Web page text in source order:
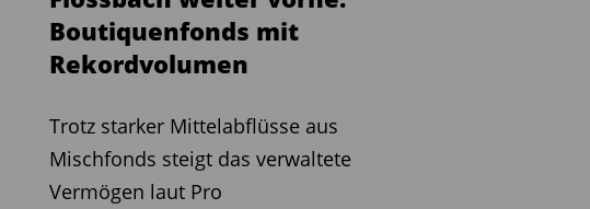
Boutiquenfonds mit
Rekordvolumen
Trotz starker Mittelabflüsse aus
Mischfonds steigt das verwaltete
Vermögen laut Pro